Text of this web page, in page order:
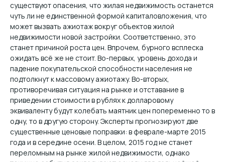
существуют опасения, что жилая недвижимость останется
чуть ли не единственной формой капиталовложения, что
может вызвать ажиотаж вокруг объектов жилой
недвижимости новой застройки. Соответственно, это
станет причиной роста цен. Впрочем, бурного всплеска
ожидать всё же не стоит. Во-первых, уровень дохода и
падение покупательской способности населения не
подтолкнут к массовому ажиотажу. Во-вторых,
противоречивая ситуация на рынке и отставание в
приведении стоимости в рублях к долларовому
эквиваленту будут колебать маятник цен попеременно то в
одну, то в другую сторону. Эксперты прогнозируют две
существенные ценовые поправки: в феврале-марте 2015
года и в середине осени. В целом, 2015 год не станет
переломным на рынке жилой недвижимости, однако